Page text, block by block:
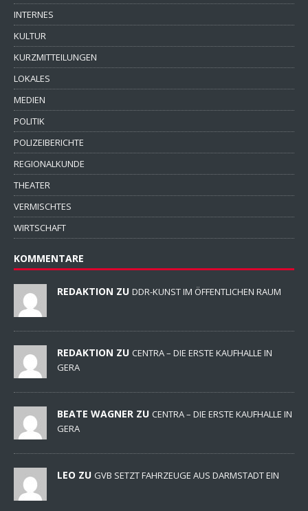
INTERNES
KULTUR
KURZMITTEILUNGEN
LOKALES
MEDIEN
POLITIK
POLIZEIBERICHTE
REGIONALKUNDE
THEATER
VERMISCHTES
WIRTSCHAFT
KOMMENTARE
REDAKTION ZU DDR-KUNST IM ÖFFENTLICHEN RAUM
REDAKTION ZU CENTRA – DIE ERSTE KAUFHALLE IN
GERA
BEATE WAGNER ZU CENTRA – DIE ERSTE KAUFHALLE IN
GERA
LEO ZU GVB SETZT FAHRZEUGE AUS DARMSTADT EIN